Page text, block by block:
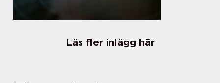
Läs fler inlägg här